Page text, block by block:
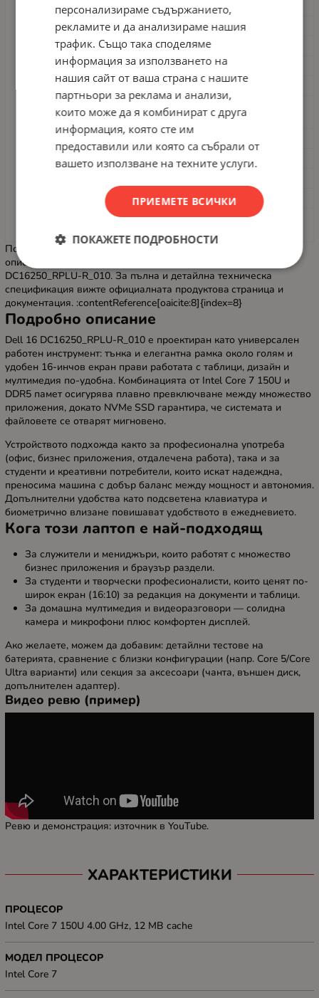
ComfortView
Памет
16 GB DDR5 (2×8 GB, 5200 MT/s)
Съхранение
1 TB M.2 PCIe NVMe SSD
Графика
Интегрирана Intel Iris Xe / Intel Graphics
Комуникации
Wi-Fi 6, Bluetooth
Камера и
микрофони
Вградена уебкамера и микрофони
Четец за пръстов отпечатък (FPR)
Подсветка на клавишите (backlit)
Carbon Black
3 години (вариантно обслужване/
Посочените спецификации са обобщени от официалните
описания и търговски листинги за конфигурацията с код
DC16250_RPLU-R_010. За пълна и детайлна техническа
спецификация вижте официалната продуктовa страница и
документация. :contentReference[oaicite:8]{index=8}
Подробно описание
Dell 16 DC16250_RPLU-R_010 е проектиран като универсален
работен инструмент: тънка и елегантна рамка около голям и
удобен 16-инчов екран прави работата с таблици, дизайн и
мултимедия по-удобна. Комбинацията от Intel Core 7 150U и
DDR5 памет осигурява плавно превключване между множество
приложения, докато NVMe SSD гарантира, че системата и
файловете се отварят мигновено.
Устройството подхожда както за професионална употреба
(офис, бизнес приложения, отдалечена работа), така и за
студенти и креативни потребители, които искат надеждна,
преносима машина с добър баланс между мощност и автономия.
Допълнителни удобства като подсветена клавиатура и
биометрично влизане повишават удобството в ежедневието.
Кога този лаптоп е най-подходящ
За служители и мениджъри, които работят с множество
бизнес приложения и браузър раздели.
За студенти и творчески професионалисти, които ценят по-
широк екран (16:10) за редакция на документи и таблици.
За домашна мултимедия и видеоразговори — солидна
камера и микрофони плюс комфортен дисплей.
Ако желаете, можем да добавим: детайлни тестове на
батерията, сравнение с близки конфигурации (напр. Core 5/Core
Ultra варианти) или секция за аксесоари (чанта, външен диск,
допълнителен адаптер).
Видео ревю (пример)
Ревю и демонстрация: източник в YouTube.
ХАРАКТЕРИСТИКИ
ПРОЦЕСОР
Intel Core 7 150U 4.00 GHz, 12 MB cache
МОДЕЛ ПРОЦЕСОР
Intel Core 7
персонализираме съдържанието,
рекламите и да анализираме нашия
трафик. Също така споделяме
информация за използването на
нашия сайт от ваша страна с нашите
партньори за реклама и анализи,
които може да я комбинират с друга
информация, която сте им
предоставили или която са събрали от
вашето използване на техните услуги.
ПРИЕМЕТЕ ВСИЧКИ
ПОКАЖЕТЕ ПОДРОБНОСТИ